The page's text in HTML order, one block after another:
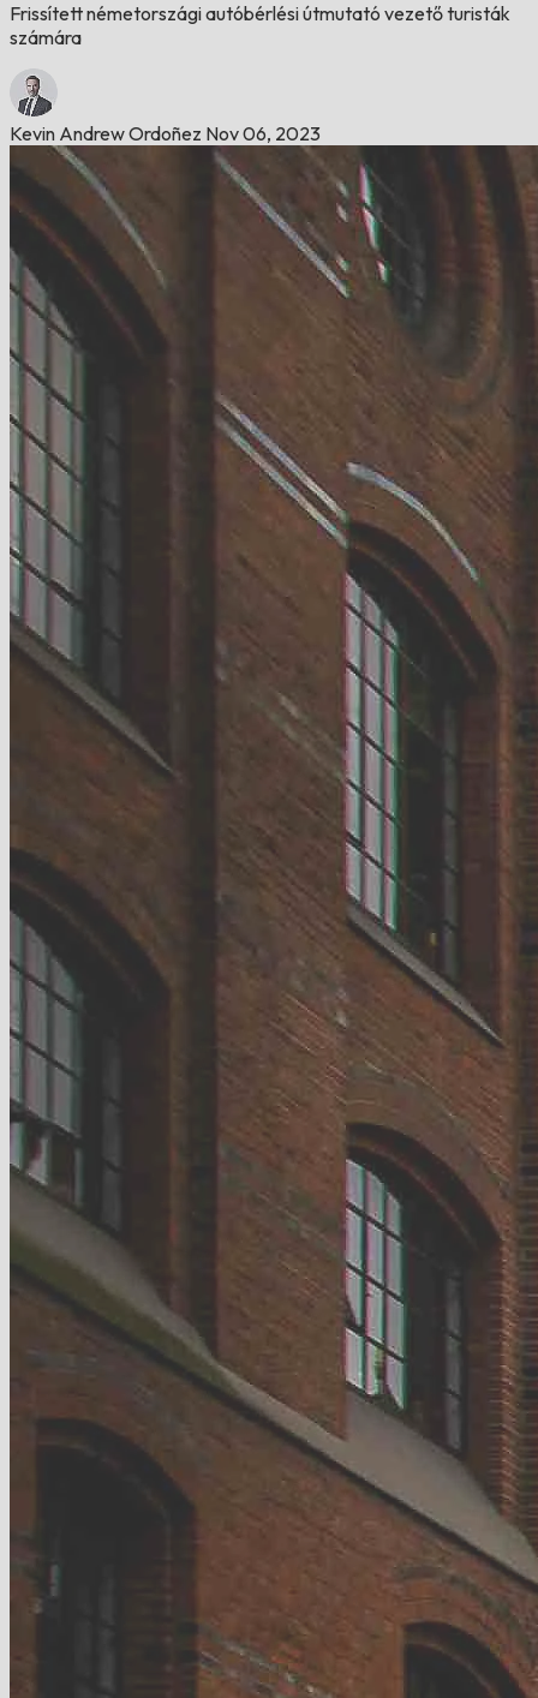
Frissített németországi autóbérlési útmutató vezető turisták
számára
Kevin Andrew Ordoñez Nov 06, 2023